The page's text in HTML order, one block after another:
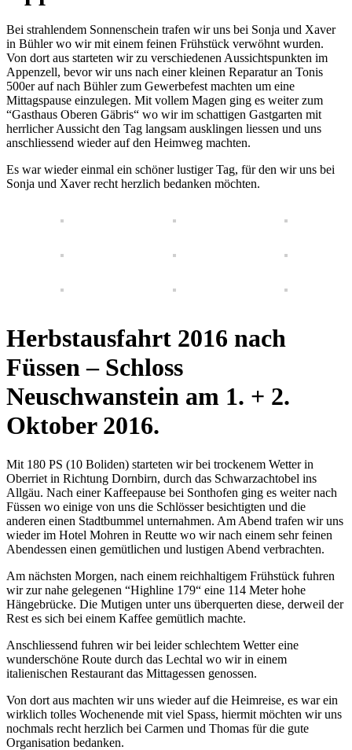
Bei strahlendem Sonnenschein trafen wir uns bei Sonja und Xaver
in Bühler wo wir mit einem feinen Frühstück verwöhnt wurden.
Von dort aus starteten wir zu verschiedenen Aussichtspunkten im
Appenzell, bevor wir uns nach einer kleinen Reparatur an Tonis
500er auf nach Bühler zum Gewerbefest machten um eine
Mittagspause einzulegen. Mit vollem Magen ging es weiter zum
“Gasthaus Oberen Gäbris“ wo wir im schattigen Gastgarten mit
herrlicher Aussicht den Tag langsam ausklingen liessen und uns
anschliessend wieder auf den Heimweg machten.
Es war wieder einmal ein schöner lustiger Tag, für den wir uns bei
Sonja und Xaver recht herzlich bedanken möchten.
Herbstausfahrt 2016 nach
Füssen – Schloss
Neuschwanstein am 1. + 2.
Oktober 2016.
Mit 180 PS (10 Boliden) starteten wir bei trockenem Wetter in
Oberriet in Richtung Dornbirn, durch das Schwarzachtobel ins
Allgäu. Nach einer Kaffeepause bei Sonthofen ging es weiter nach
Füssen wo einige von uns die Schlösser besichtigten und die
anderen einen Stadtbummel unternahmen. Am Abend trafen wir uns
wieder im Hotel Mohren in Reutte wo wir nach einem sehr feinen
Abendessen einen gemütlichen und lustigen Abend verbrachten.
Am nächsten Morgen, nach einem reichhaltigem Frühstück fuhren
wir zur nahe gelegenen “Highline 179“ eine 114 Meter hohe
Hängebrücke. Die Mutigen unter uns überquerten diese, derweil der
Rest es sich bei einem Kaffee gemütlich machte.
Anschliessend fuhren wir bei leider schlechtem Wetter eine
wunderschöne Route durch das Lechtal wo wir in einem
italienischen Restaurant das Mittagessen genossen.
Von dort aus machten wir uns wieder auf die Heimreise, es war ein
wirklich tolles Wochenende mit viel Spass, hiermit möchten wir uns
nochmals recht herzlich bei Carmen und Thomas für die gute
Organisation bedanken.